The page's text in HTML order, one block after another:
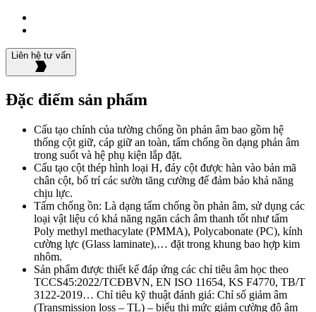
Liên hệ tư vấn
Đặc điểm sản phẩm
Cấu tạo chính của tường chống ồn phản âm bao gồm hệ
thống cột giữ, cáp giữ an toàn, tấm chống ồn dạng phản âm
trong suốt và hệ phụ kiện lắp đặt.
Cấu tạo cột thép hình loại H, đáy cột được hàn vào bản mã
chân cột, bố trí các sườn tăng cường để đảm bảo khả năng
chịu lực.
Tấm chống ồn: Là dạng tấm chống ồn phản âm, sử dụng các
loại vật liệu có khả năng ngăn cách âm thanh tốt như tấm
Poly methyl methacylate (PMMA), Polycabonate (PC), kính
cường lực (Glass laminate),… đặt trong khung bao hợp kim
nhôm.
Sản phẩm được thiết kế đáp ứng các chỉ tiêu âm học theo
TCCS45:2022/TCĐBVN, EN ISO 11654, KS F4770, TB/T
3122-2019… Chỉ tiêu kỹ thuật đánh giá: Chỉ số giảm âm
(Transmission loss – TL) – biểu thị mức giảm cường độ âm